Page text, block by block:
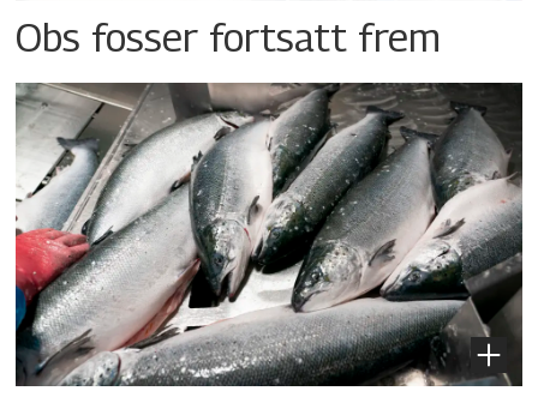
Obs fosser fortsatt frem